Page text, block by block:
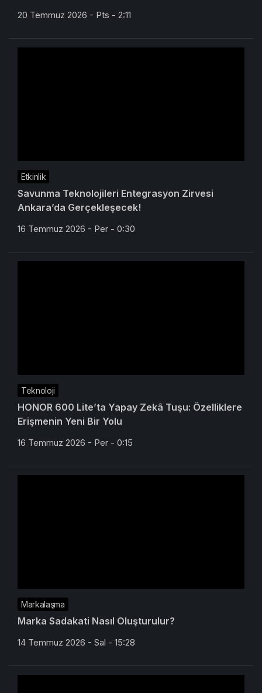
20 Temmuz 2026 - Pts - 2:11
Etkinlik
Savunma Teknolojileri Entegrasyon Zirvesi
Ankara’da Gerçekleşecek!
16 Temmuz 2026 - Per - 0:30
Teknoloji
HONOR 600 Lite’ta Yapay Zekâ Tuşu: Özelliklere
Erişmenin Yeni Bir Yolu
16 Temmuz 2026 - Per - 0:15
Markalaşma
Marka Sadakati Nasıl Oluşturulur?
14 Temmuz 2026 - Sal - 15:28